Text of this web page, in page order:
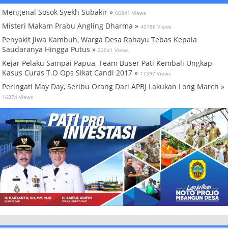
Mengenal Sosok Syekh Subakir » 66841 Views
Misteri Makam Prabu Angling Dharma » 40186 Views
Penyakit Jiwa Kambuh, Warga Desa Rahayu Tebas Kepala
Saudaranya Hingga Putus » 22041 Views
Kejar Pelaku Sampai Papua, Team Buser Pati Kembali Ungkap
Kasus Curas T.O Ops Sikat Candi 2017 » 17397 Views
Peringati May Day, Seribu Orang Dari APBJ Lakukan Long March »
16374 Views